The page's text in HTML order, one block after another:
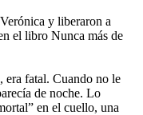
y liberaron a
el libro Nunca más de
era fatal. Cuando no le
de noche. Lo
en el cuello, una